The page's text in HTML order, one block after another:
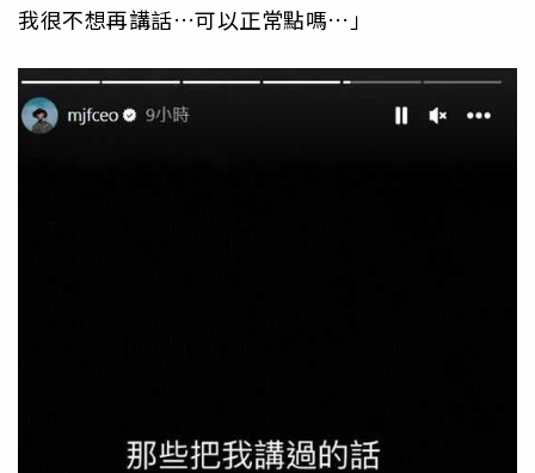
我很不想再講話…可以正常點嗎…」